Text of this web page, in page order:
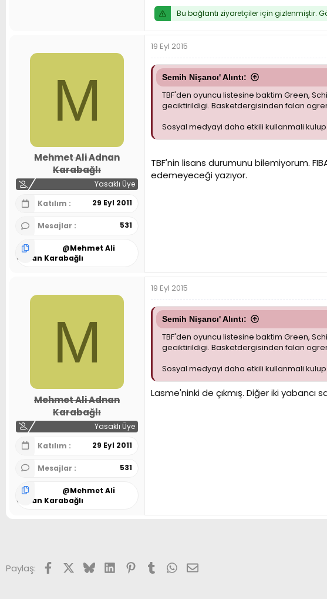
Bu bağlantı ziyaretçiler için gizlenmiştir.
M
Mehmet Ali Adnan
Karabağlı
Yasaklı Üye
Katılım
29 Eyl 2011
Mesajlar 531
@Mehmet Ali
Adnan Karabağlı
19 Eyl 2015
Semih Nişancı' Alıntı:
TBF'den oyuncu listesine baktim Green,
geciktirildigi. Basketdergisinden falan
Sosyal medyayi daha etkili kullanmali kulup.
TBF'nin lisans durumunu bilemiyorum.
edemeyeceği yazıyor.
M
Mehmet Ali Adnan
Karabağlı
Yasaklı Üye
Katılım
29 Eyl 2011
Mesajlar 531
@Mehmet Ali
Adnan Karabağlı
19 Eyl 2015
Semih Nişancı' Alıntı:
TBF'den oyuncu listesine baktim Green,
geciktirildigi. Basketdergisinden falan
Sosyal medyayi daha etkili kullanmali kulup.
Lasme'ninki de çıkmış. Diğer iki
Paylaş: FacebookX (Twitter)
BlueskyLinkedInPinterest
Tumblr WhatsApp
E-posta